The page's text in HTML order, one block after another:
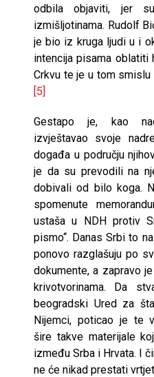
odbila objaviti, jer
izmišljotinama. Rudolf
je bio iz kruga ljudi u i
intencija pisama oblatiti
Crkvu te je u tom smislu
[5]
Gestapo je, kao
izvještavao svoje
događa u području
je da su prevodili na
dobivali od bilo koga.
spomenute
ustaša u NDH protiv
pismo“. Danas Srbi to
ponovo razglašuju po
dokumente, a zapravo
krivotvorinama. Da
beogradski Ured za
Nijemci, poticao je te
šire takve materijale
između Srba i Hrvata. I
ne će nikad prestati